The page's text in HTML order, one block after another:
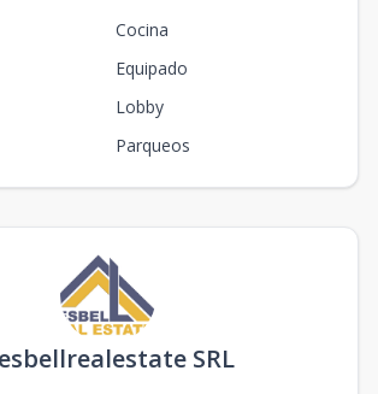
Cocina
Equipado
Lobby
Parqueos
SRL